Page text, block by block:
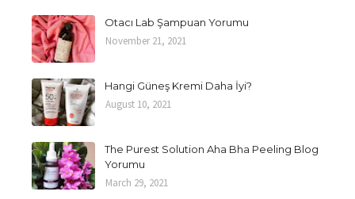
Otacı Lab Şampuan Yorumu
November 21, 2021
Hangi Güneş Kremi Daha İyi?
August 10, 2021
The Purest Solution Aha Bha Peeling Blog
Yorumu
March 29, 2021